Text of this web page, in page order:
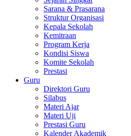
Sarana & Prasarana
Struktur Organisasi
Kepala Sekolah
Kemitraan
Program Kerja
Kondisi Siswa
Komite Sekolah
Prestasi
Guru
Direktori Guru
Silabus
Materi Ajar
Materi Uji
Prestasi Guru
Kalender Akademik